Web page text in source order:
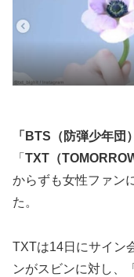
「BTS（防弾少年団
「 TXT（
からずも女性ファン
た。
TXTは14日にサイン
ンがスビンに対し、